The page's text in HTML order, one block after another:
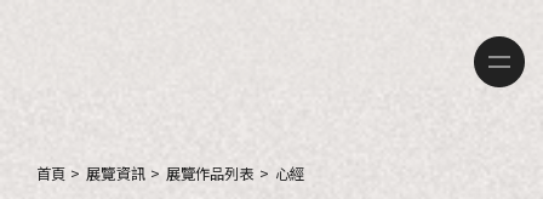
首頁 > 展覽資訊 > 展覽作品列表 > 心經